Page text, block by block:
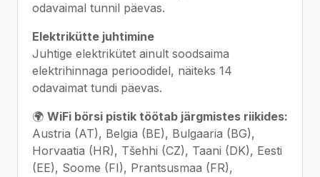
odavaimal tunnil päevas.
Elektrikütte juhtimine
Juhtige elektrikütet ainult soodsaima
elektrihinnaga perioodidel, näiteks 14
odavaimat tundi päevas.
🌍 WiFi börsi pistik töötab järgmistes riikides:
Austria (AT), Belgia (BE), Bulgaaria (BG),
Horvaatia (HR), Tšehhi (CZ), Taani (DK), Eesti
(EE), Soome (FI), Prantsusmaa (FR),